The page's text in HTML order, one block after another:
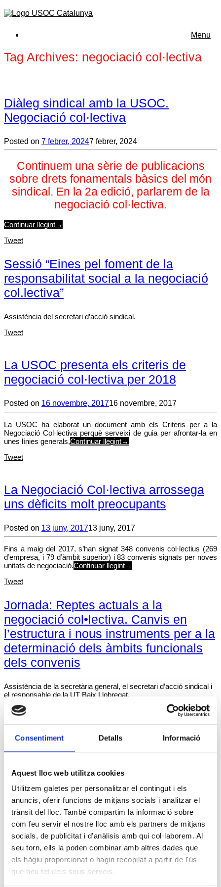
Consentiment Detalls Informació
Aquest lloc web utilitza cookies
Utilitzem galetes per personalitzar el contingut i els
anuncis, oferir funcions de mitjans socials i analitzar el
trànsit del lloc. També compartim la informació sobre
com feu servir el nostre lloc amb els partners de mitjans
socials, de publicitat i d'anàlisis amb qui col·laborem. Al
seu torn, ells la poden combinar amb altres dades que
els hàgiu proporcionat o hagin recopilat a partir de l'ús
que heu fet dels seus serveis.
Menu
Tag Archives: negociació col·lectiva
Diàleg sindical amb la USOC.
Negociació col·lectiva
Posted on 7 febrer, 20247 febrer, 2024
Continuem una sèrie de publicacions
sobre drets fonamentals bàsics del món
sindical. En la 2a edició, parlarem de la
negociació col·lectiva.
Continuar llegint→
Tweet
Sessió “Eines pel foment de la
responsabilitat social a la negociació
col.lectiva”
Assistència del secretari d’acció sindical.
Tweet
La USOC presenta els criteris de
negociació col·lectiva per 2018
Posted on 16 novembre, 201716 novembre, 2017
La USOC ha elaborat un document amb els Criteris per a la
Negociació Col·lectiva perquè serveixi de guia per afrontar-la en
unes línies generals,Continuar llegint→
Tweet
La Negociació Col·lectiva arrossega
uns dèficits molt preocupants
Posted on 13 juny, 201713 juny, 2017
Fins a maig del 2017, s’han signat 348 convenis col·lectius (269
d’empresa, i 79 d’àmbit superior) i 83 convenis signats per noves
unitats de negociació.Continuar llegint→
Tweet
Jornada: Reptes actuals a la
negociació col•lectiva. Canvis en
l’estructura i nous instruments per a la
determinació dels àmbits funcionals
dels convenis
Assistència de la secretària general, el secretari d’acció sindical i
el responsable de la UT Baix Llobregat.
Tweet
1 2 Entrades següents »
Afilia't a la USOC
APP USOC per Android
APP USOC per iOS
Posa't en contacte